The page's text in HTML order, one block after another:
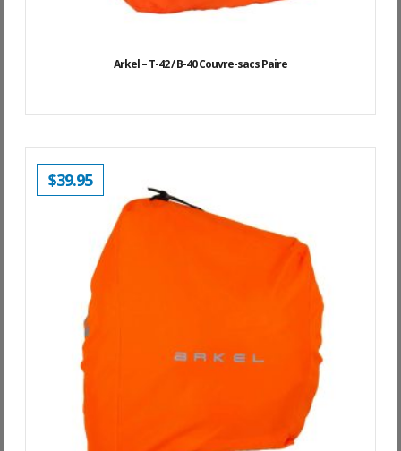
Arkel – T-42 / B-40 Couvre-sacs Paire
$39.95